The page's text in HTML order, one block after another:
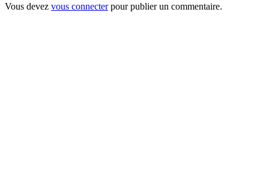
Vous devez vous connecterpour publier un commentaire.